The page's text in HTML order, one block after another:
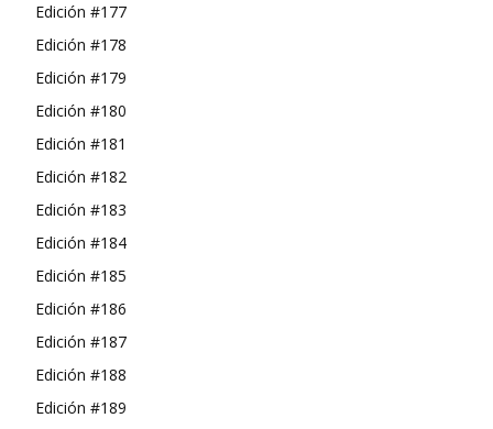
Edición #177
Edición #178
Edición #179
Edición #180
Edición #181
Edición #182
Edición #183
Edición #184
Edición #185
Edición #186
Edición #187
Edición #188
Edición #189